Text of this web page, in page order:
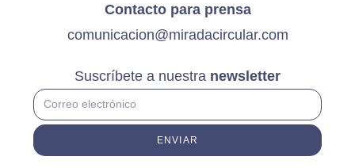
Contacto para prensa
comunicacion@miradacircular.com
Suscríbete a nuestra newsletter
ENVIAR